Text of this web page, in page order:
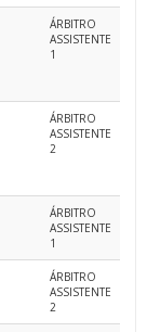
ÁRBITRO
ASSISTENTE
1
ÁRBITRO
ASSISTENTE
2
ÁRBITRO
ASSISTENTE
1
ÁRBITRO
ASSISTENTE
2